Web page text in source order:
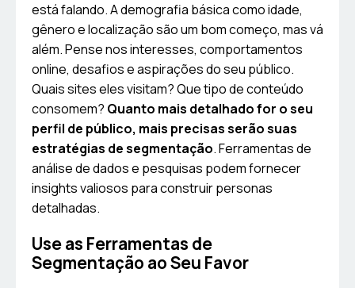
está falando. A demografia básica como idade,
gênero e localização são um bom começo, mas vá
além. Pense nos interesses, comportamentos
online, desafios e aspirações do seu público.
Quais sites eles visitam? Que tipo de conteúdo
consomem? Quanto mais detalhado for o seu
perfil de público, mais precisas serão suas
estratégias de segmentação. Ferramentas de
análise de dados e pesquisas podem fornecer
insights valiosos para construir personas
detalhadas.
Use as Ferramentas de
Segmentação ao Seu Favor